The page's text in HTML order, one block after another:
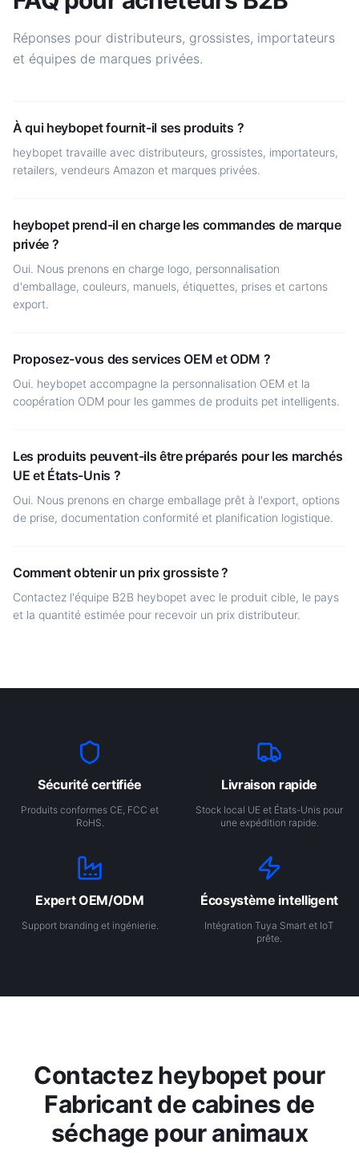
Réponses pour distributeurs, grossistes, importateurs
et équipes de marques privées.
À qui heybopet fournit-il ses produits ?
heybopet travaille avec distributeurs, grossistes, importateurs,
retailers, vendeurs Amazon et marques privées.
heybopet prend-il en charge les commandes de marque
privée ?
Oui. Nous prenons en charge logo, personnalisation
d'emballage, couleurs, manuels, étiquettes, prises et cartons
export.
Proposez-vous des services OEM et ODM ?
Oui. heybopet accompagne la personnalisation OEM et la
coopération ODM pour les gammes de produits pet intelligents.
Les produits peuvent-ils être préparés pour les marchés
UE et États-Unis ?
Oui. Nous prenons en charge emballage prêt à l'export, options
de prise, documentation conformité et planification logistique.
Comment obtenir un prix grossiste ?
Contactez l'équipe B2B heybopet avec le produit cible, le pays
et la quantité estimée pour recevoir un prix distributeur.
Sécurité certifiée
Produits conformes CE, FCC et
RoHS.
Livraison rapide
Stock local UE et États-Unis pour
une expédition rapide.
Expert OEM/ODM
Support branding et ingénierie.
Écosystème intelligent
Intégration Tuya Smart et IoT
prête.
Contactez heybopet pour
Fabricant de cabines de
séchage pour animaux